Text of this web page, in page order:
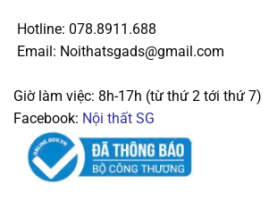
Hotline: 078.8911.688
Email: Noithatsgads@gmail.com
Giờ làm việc: 8h-17h (từ thứ 2 tới thứ 7)
Facebook: Nội thất SG